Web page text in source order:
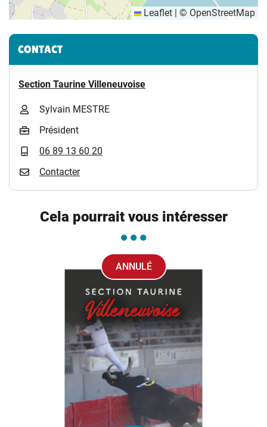
Leaflet | © OpenStreetMap
Informations complémentaires
CONTACT
Section Taurine Villeneuvoise
Sylvain MESTRE
Président
06 89 13 60 20
Contacter
Cela pourrait vous intéresser
ANNULÉ